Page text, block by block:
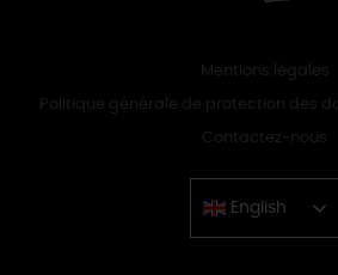
Mentions légales
Politique générale de protection des
Contactez-nous
English
Chinese